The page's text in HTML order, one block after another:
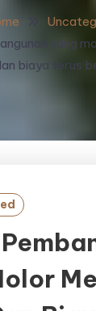
yang
biaya terus